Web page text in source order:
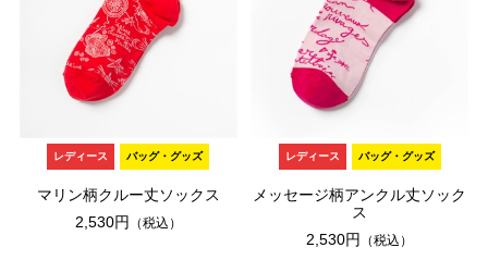
レディース バッグ・グッズ
マリン柄クルー丈ソックス
2,530円 （税込）
レディース バッグ・グッズ
メッセージ柄アンクル丈ソック
ス
2,530円 （税込）